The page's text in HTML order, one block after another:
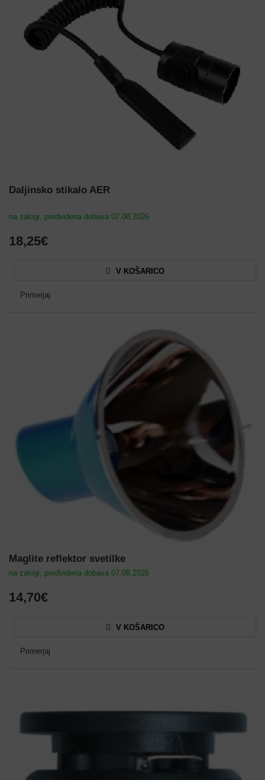
Daljinsko stikalo AER
na zalogi, predvidena dobava 07.08.2026
18,25€
V KOŠARICO
Primerjaj
Maglite reflektor svetilke
na zalogi, predvidena dobava 07.08.2026
14,70€
V KOŠARICO
Primerjaj